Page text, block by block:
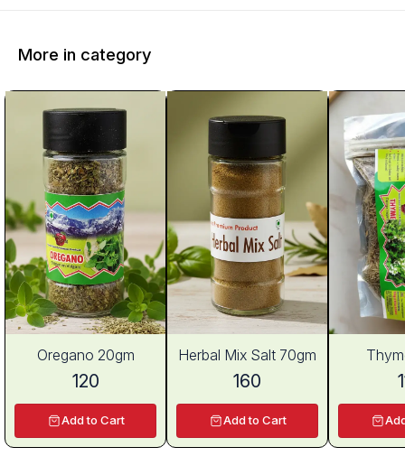
More in category
Oregano 20gm
120
Add to Cart
Herbal Mix Salt 70gm
160
Add to Cart